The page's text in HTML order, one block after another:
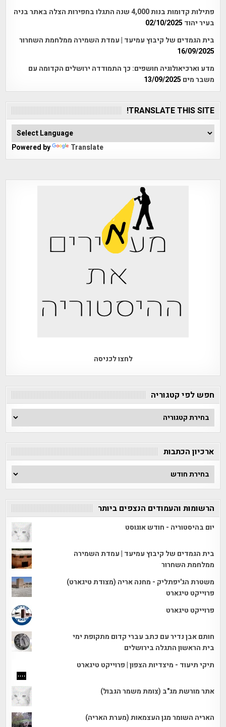
פתילות קדומות בנות 4,000 שנה התגלו בחפירות הצלה באתר בניה
בעיר יהוד 02/10/2025
בית הגמדים של קיבוץ עמיעד | עמדת השמירה ממלחמת השחרור
16/09/2025
מדע וארכיאולוגיה חושפים: כך התמודדה ירושלים הקדומה עם
משבר מים 13/09/2025
TRANSLATE THIS SITE!
Powered by Translate
לחצו לכניסה
חפש לפי קטגוריה
חפש
לפי
ארכיון הכתבות
ארכיון
הכתבות
הרשומות והעמודים הנצפים ביותר
יום בהיסטוריה - חודש אוגוסט
בית הגמדים של קיבוץ עמיעד | עמדת השמירה
ממלחמת השחרור
משטרת הג'יפתליק - מחנה אריה (מצודת טיגארט)
פרוייקט טיגארט
פרוייקט טיגארט
חותם אבן נדיר עם כתב עברי קדום מתקופת ימי
בית הראשון התגלה בירושלים
תיקי תיעוד - מיצדיות הצפון | פרוייקט טיגארט
אתר מורשת מג"ב (צומת משמר הגבול)
האריה השומר מגן העצמאות (מערת האריה)